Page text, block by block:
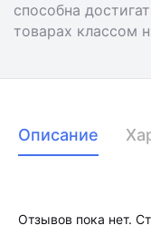
способна
товарах классом
Описание
Отзывов пока нет.